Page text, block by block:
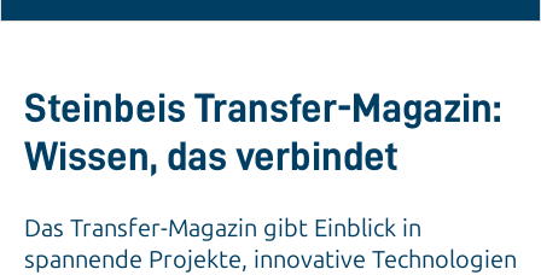
Steinbeis Transfer-Magazin:
Wissen, das verbindet
Das Transfer-Magazin gibt Einblick in
spannende Projekte, innovative Technologien